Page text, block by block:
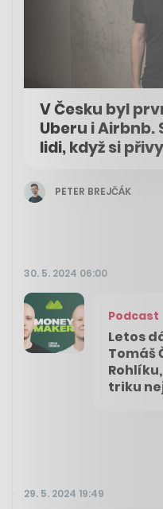
V Česku byl
Uberu i
lidi, když si
PETER BREJČÁK
30. 5. 2024 06:00
Podcast
Letos
Tomáš
triku
29. 5. 2024 19:49